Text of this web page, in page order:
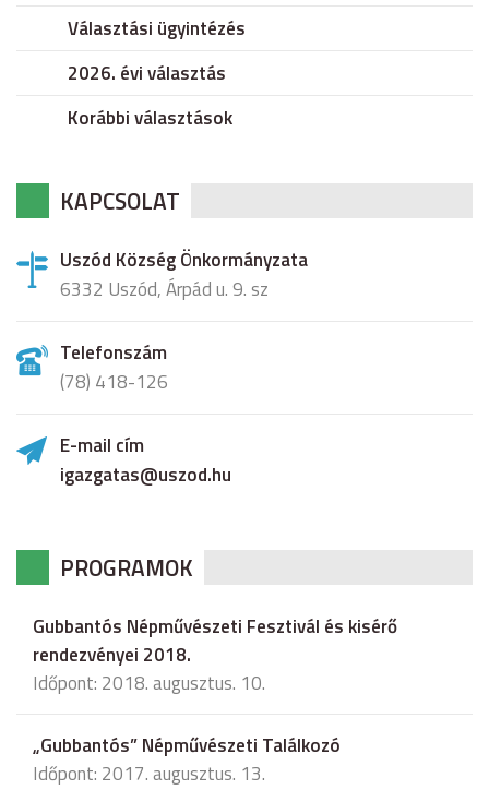
Választási ügyintézés
2026. évi választás
Korábbi választások
KAPCSOLAT
Uszód Község Önkormányzata
6332 Uszód, Árpád u. 9. sz
Telefonszám
(78) 418-126
E-mail cím
igazgatas@uszod.hu
PROGRAMOK
Gubbantós Népművészeti Fesztivál és kisérő
rendezvényei 2018.
Időpont: 2018. augusztus. 10.
„Gubbantós” Népművészeti Találkozó
Időpont: 2017. augusztus. 13.